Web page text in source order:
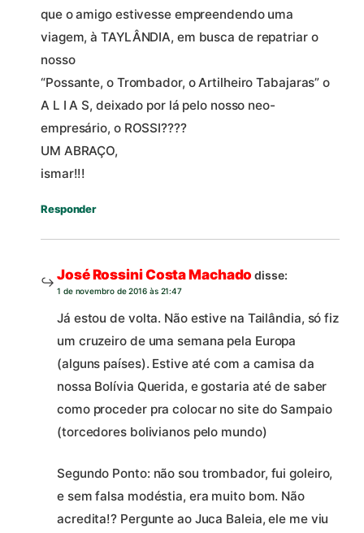
que o amigo estivesse empreendendo uma
viagem, à TAYLÂNDIA, em busca de repatriar o
nosso
“Possante, o Trombador, o Artilheiro Tabajaras” o
A L I A S, deixado por lá pelo nosso neo-
empresário, o ROSSI????
UM ABRAÇO,
ismar!!!
Responder
José Rossini Costa Machado disse:
1 de novembro de 2016 às 21:47
Já estou de volta. Não estive na Tailândia, só fiz
um cruzeiro de uma semana pela Europa
(alguns países). Estive até com a camisa da
nossa Bolívia Querida, e gostaria até de saber
como proceder pra colocar no site do Sampaio
(torcedores bolivianos pelo mundo)
Segundo Ponto: não sou trombador, fui goleiro,
e sem falsa modéstia, era muito bom. Não
acredita!? Pergunte ao Juca Baleia, ele me viu